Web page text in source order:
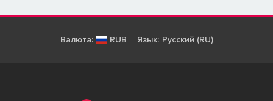
Валюта: RUB Язык: Русский (RU)